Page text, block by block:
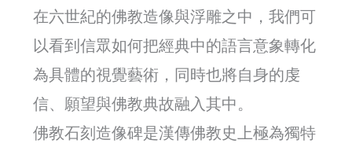
在六世紀的佛教造像與浮雕之中，我們可
以看到信眾如何把經典中的語言意象轉化
為具體的視覺藝術，同時也將自身的虔
信、願望與佛教典故融入其中。
佛教石刻造像碑是漢傳佛教史上極為獨特